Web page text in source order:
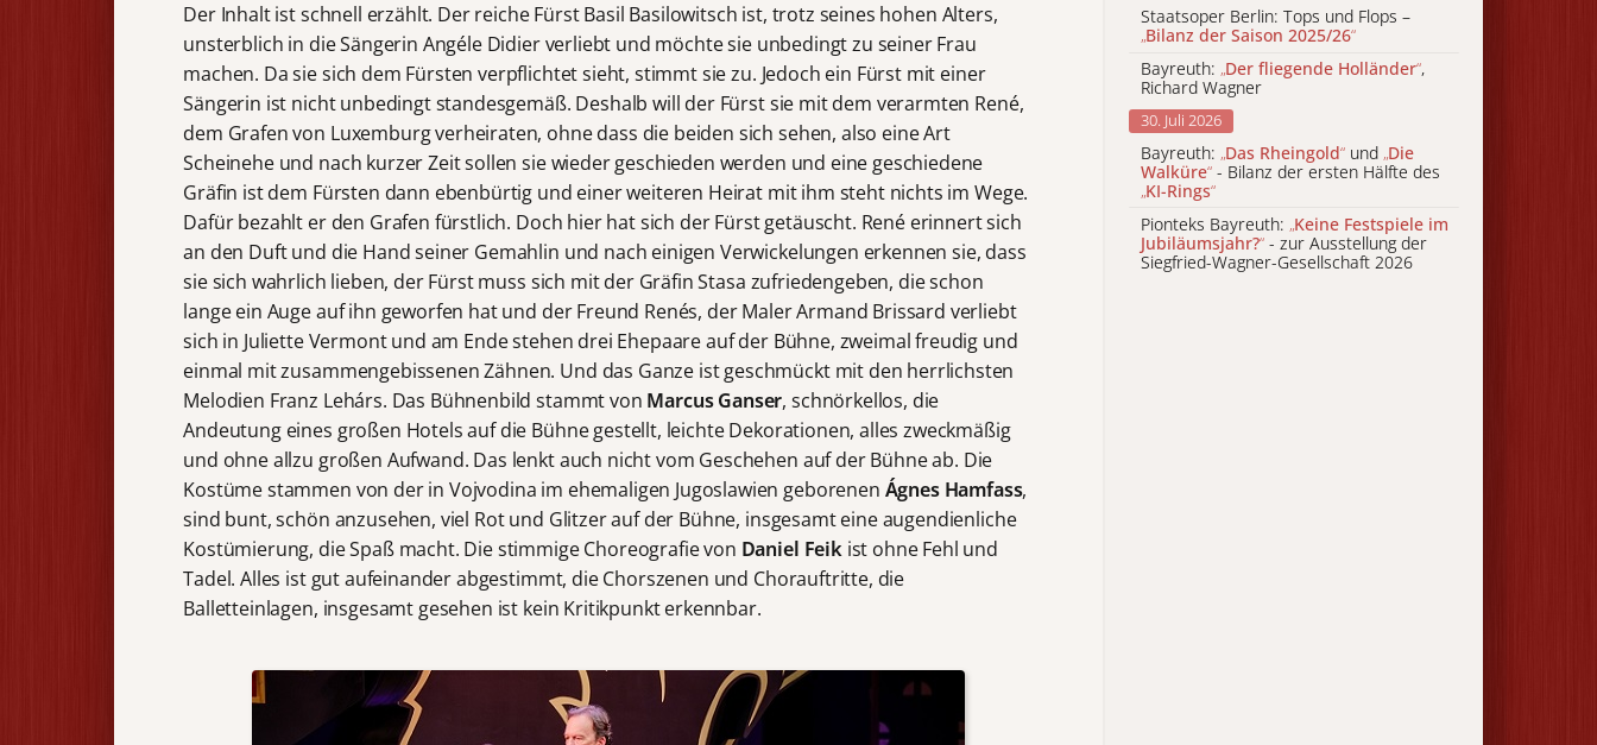
Der Inhalt ist schnell erzählt. Der reiche Fürst Basil Basilowitsch ist, trotz seines hohen Alters,
unsterblich in die Sängerin Angéle Didier verliebt und möchte sie unbedingt zu seiner Frau
machen. Da sie sich dem Fürsten verpflichtet sieht, stimmt sie zu. Jedoch ein Fürst mit einer
Sängerin ist nicht unbedingt standesgemäß. Deshalb will der Fürst sie mit dem verarmten René,
dem Grafen von Luxemburg verheiraten, ohne dass die beiden sich sehen, also eine Art
Scheinehe und nach kurzer Zeit sollen sie wieder geschieden werden und eine geschiedene
Gräfin ist dem Fürsten dann ebenbürtig und einer weiteren Heirat mit ihm steht nichts im Wege.
Dafür bezahlt er den Grafen fürstlich. Doch hier hat sich der Fürst getäuscht. René erinnert sich
an den Duft und die Hand seiner Gemahlin und nach einigen Verwickelungen erkennen sie, dass
sie sich wahrlich lieben, der Fürst muss sich mit der Gräfin Stasa zufriedengeben, die schon
lange ein Auge auf ihn geworfen hat und der Freund Renés, der Maler Armand Brissard verliebt
sich in Juliette Vermont und am Ende stehen drei Ehepaare auf der Bühne, zweimal freudig und
einmal mit zusammengebissenen Zähnen. Und das Ganze ist geschmückt mit den herrlichsten
Melodien Franz Lehárs. Das Bühnenbild stammt von Marcus Ganser, schnörkellos, die
Andeutung eines großen Hotels auf die Bühne gestellt, leichte Dekorationen, alles zweckmäßig
und ohne allzu großen Aufwand. Das lenkt auch nicht vom Geschehen auf der Bühne ab. Die
Kostüme stammen von der in Vojvodina im ehemaligen Jugoslawien geborenen Ágnes Hamfass,
sind bunt, schön anzusehen, viel Rot und Glitzer auf der Bühne, insgesamt eine augendienliche
Kostümierung, die Spaß macht. Die stimmige Choreografie von Daniel Feikist ohne Fehl und
Tadel. Alles ist gut aufeinander abgestimmt, die Chorszenen und Chorauftritte, die
Balletteinlagen, insgesamt gesehen ist kein Kritikpunkt erkennbar.
Staatsoper Berlin: Tops und Flops –
„Bilanz der Saison 2025/26“
Bayreuth: „Der fliegende Holländer“,
Richard Wagner
30. Juli 2026
Bayreuth: „Das Rheingold“ und „Die
Walküre“ - Bilanz der ersten Hälfte des
„KI-Rings“
Pionteks Bayreuth: „Keine Festspiele im
Jubiläumsjahr?“ - zur Ausstellung der
Siegfried-Wagner-Gesellschaft 2026